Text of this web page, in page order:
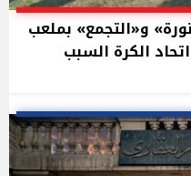
و«التجمع» بملعب
الكرة السبب